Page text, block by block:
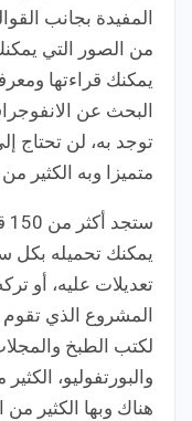
المفيدة بجانب
من الصور التي
يمكنك قراءتها
البحث عن
توجد به، لن تحتاج
متميزا وبه الكثير
يمكنك تحميله بكل
تعديلات عليه، أو
المشروع الذي
لكتب الطبخ
والبورتفوليو،
هناك وبها الكثير من